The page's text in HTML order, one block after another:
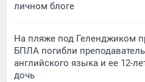
личном блоге
На пляже под Геленджиком
БПЛА погибли преподаватель
английского языка и ее 12-
дочь